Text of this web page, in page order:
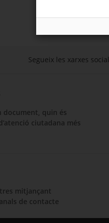
Segueix les xarxes
document, quin és
ciutadana més
mitjançant
de contacte